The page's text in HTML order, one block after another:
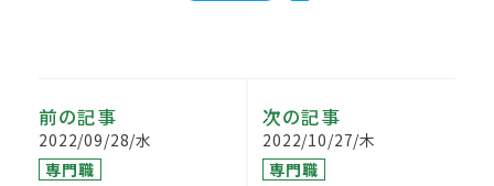
前の記事
2022/09/28/水
専門職
次の記事
2022/10/27/木
専門職